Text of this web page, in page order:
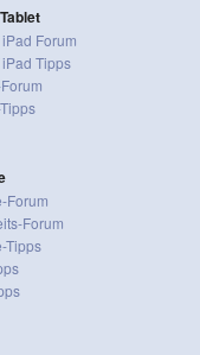
Forum
Tipps
Forum
Forum
Tipps